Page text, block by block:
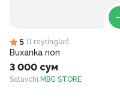
5 (1 reytinglar)
Buxanka non
3 000 сум
Sotuvchi: MBG STORE